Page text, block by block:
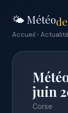
🌤️ Météo
Accueil ›
juin
Corse